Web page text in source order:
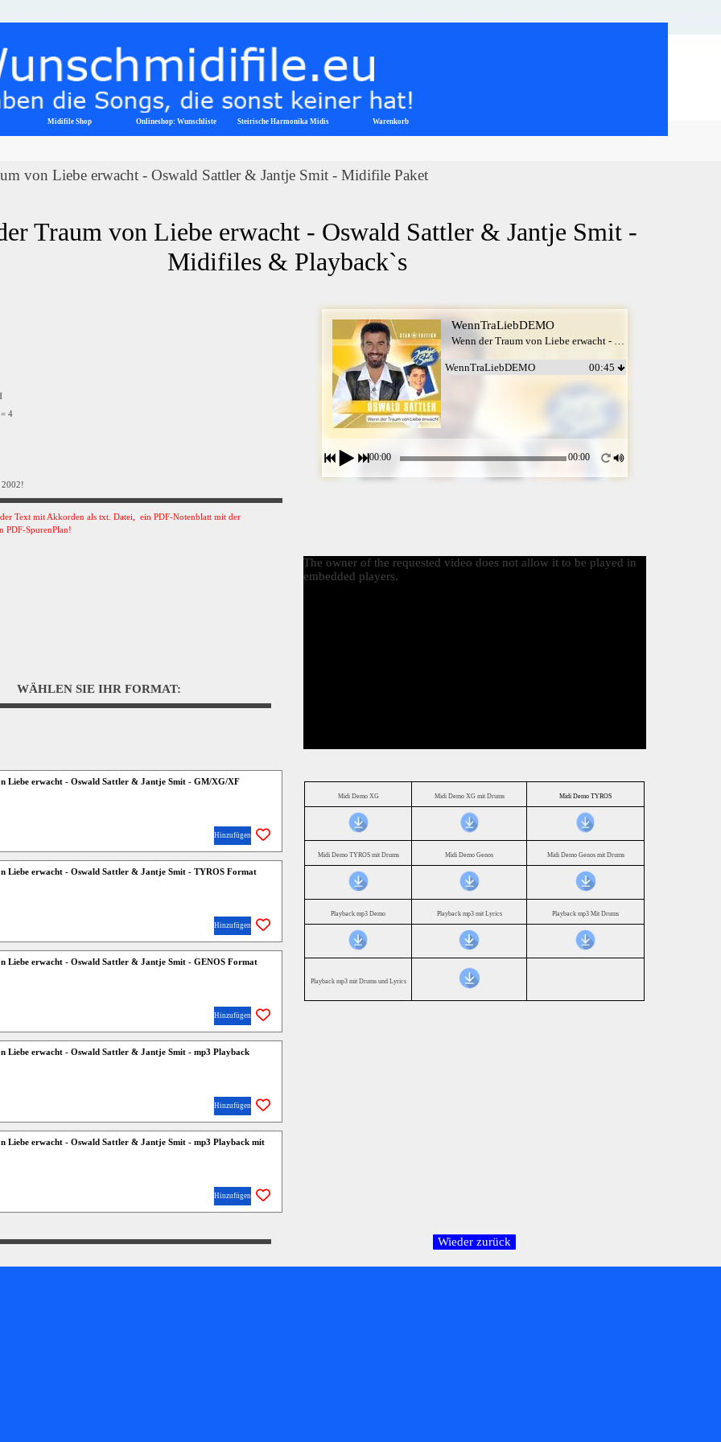
Menü überspringen
Midifile Shop ▼
Onlineshop: Wunschliste Steirische Harmonika Midis ▼
Warenkorb
von Liebe erwacht - Oswald Sattler & Jantje Smit - Midifile Paket
Traum von Liebe erwacht - Oswald Sattler & Jantje Smit -
Midifiles & Playback`s
4
2002!
Text mit Akkorden als txt. Datei, ein PDF-Notenblatt mit der
PDF-SpurenPlan!
WennTraLiebDEMO
Wenn der Traum von Liebe erwacht - Oswald Sattler & Jantje Smit
WennTraLiebDEMO 00:45
00:00 00:00
WÄHLEN SIE IHR FORMAT:
The owner of the requested video does not allow it to be played in
embedded players.
Liebe erwacht - Oswald Sattler & Jantje Smit - GM/XG/XF
Hinzufügen
Liebe erwacht - Oswald Sattler & Jantje Smit - TYROS Format
Hinzufügen
Liebe erwacht - Oswald Sattler & Jantje Smit - GENOS Format
Hinzufügen
Liebe erwacht - Oswald Sattler & Jantje Smit - mp3 Playback
Hinzufügen
Liebe erwacht - Oswald Sattler & Jantje Smit - mp3 Playback mit
Hinzufügen
Midi Demo XG Midi Demo XG mit Drums Midi Demo TYROS
Midi Demo TYROS mit Drums Midi Demo Genos Midi Demo Genos mit Drums
Playback mp3 Demo Playback mp3 mit Lyrics Playback mp3 Mit Drums
Playback mp3 mit Drums und Lyrics